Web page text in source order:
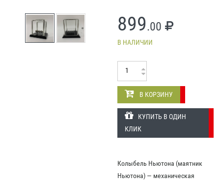
899.00
В НАЛИЧИИ
В КОРЗИНУ
КУПИТЬ В ОДИН
КЛИК
Колыбель Ньютона (маятник
Ньютона) — механическая